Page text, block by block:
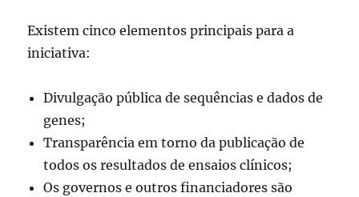
Existem cinco elementos principais para a
iniciativa:
Divulgação pública de sequências e dados de
genes;
Transparência em torno da publicação de
todos os resultados de ensaios clínicos;
Os governos e outros financiadores são